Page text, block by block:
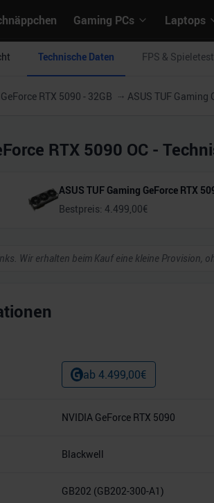
Gaming PCs Laptops
Technische Daten FPS &
RTX 5090 - 32GB ASUS TUF Gaming
RTX 5090 OC -
ASUS TUF Gaming GeForce RTX
Bestpreis: 4.499,00€
Wir erhalten beim Kauf eine kleine Provision,
ab 4.499,00€
NVIDIA GeForce RTX 5090
Blackwell
GB202 (GB202-300-A1)